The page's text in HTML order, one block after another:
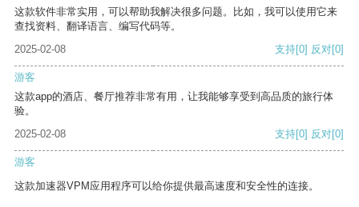
这款软件非常实用，可以帮助我解决很多问题。比如，我可以使用它来
查找资料、翻译语言、编写代码等。
2025-02-08
支持[0] 反对[0]
游客
这款app的酒店、餐厅推荐非常有用，让我能够享受到高品质的旅行体
验。
2025-02-08
支持[0] 反对[0]
游客
这款加速器VPM应用程序可以给你提供最高速度和安全性的连接。